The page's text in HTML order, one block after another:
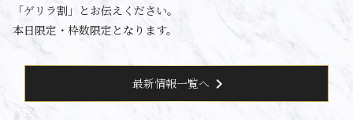
「ゲリラ割」とお伝えください。
本日限定・枠数限定となります。
最新情報一覧へ chevron_right